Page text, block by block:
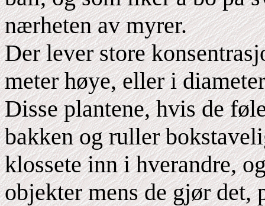
nærheten av myrer.
Der lever store
meter høye, eller i
Disse plantene, hvis de
bakken og ruller
klossete inn i hverandre,
objekter mens de gjør det,